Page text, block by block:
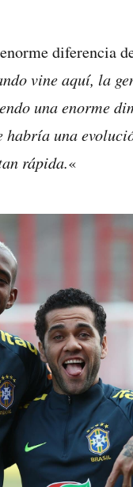
diferencia
vine aquí, la
una enorme
una
rápida.«